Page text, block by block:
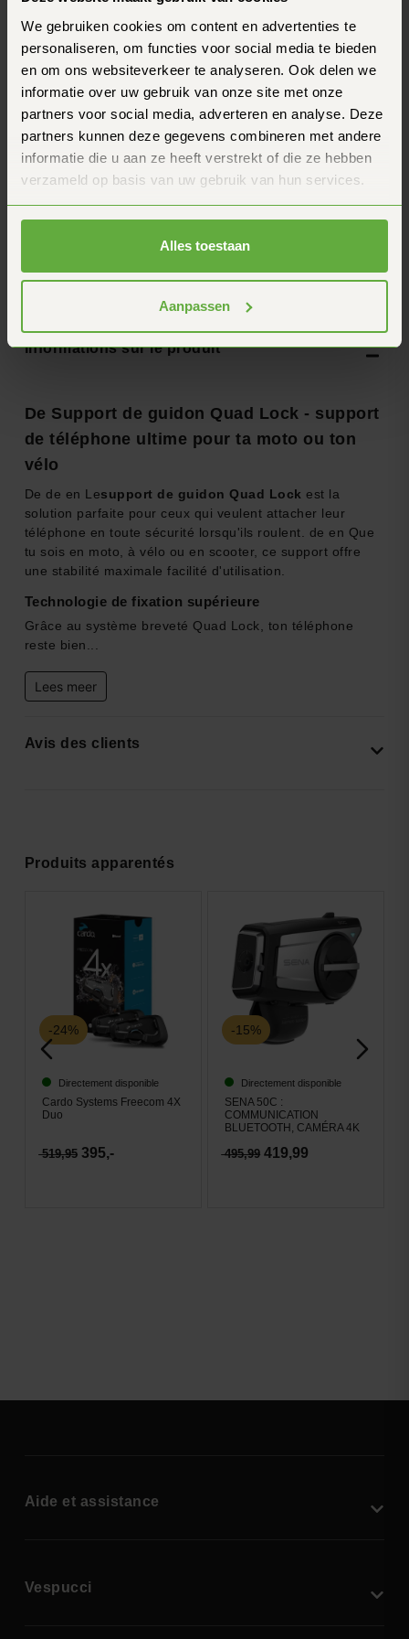
We gebruiken cookies om content en advertenties te
personaliseren, om functies voor social media te bieden
en om ons websiteverkeer te analyseren. Ook delen we
informatie over uw gebruik van onze site met onze
partners voor social media, adverteren en analyse. Deze
partners kunnen deze gegevens combineren met andere
informatie die u aan ze heeft verstrekt of die ze hebben
verzameld op basis van uw gebruik van hun services.
Alles toestaan
Aanpassen
Informations sur le produit
De Support de guidon Quad Lock - support
de téléphone ultime pour ta moto ou ton
vélo
De de en Lesupport de guidon Quad Lock est la
solution parfaite pour ceux qui veulent attacher leur
téléphone en toute sécurité lorsqu'ils roulent. de en Que
tu sois en moto, à vélo ou en scooter, ce support offre
une stabilité maximale facilité d'utilisation.
Technologie de fixation supérieure
Grâce au système breveté Quad Lock, ton téléphone
reste bien...
Lees meer
Avis des clients
Questions fréquentes
Tu as une autre question ? N'hésite pas à nous
contacter.
Comment de marche, de garantie du prix de ?
Combien de temps faut-il pour recevoir ma
commande ?
Lock ?
Marque Verrouillage quadruple
Mise en œuvre Montage sur le guidon
Produits apparentés
-24%
Directement disponible
Cardo Systems Freecom 4X
Duo
519,95 395,-
-15%
Directement disponible
SENA 50C :
COMMUNICATION
BLUETOOTH, CAMÉRA 4K
495,99 419,99
Aide et assistance
Vespucci